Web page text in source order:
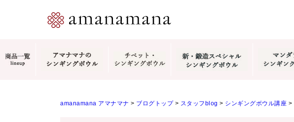
amanamana アマナマナ > ブログトップ> スタッフblog > シンギングボウル講座 >